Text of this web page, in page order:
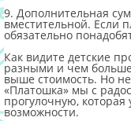
9. Дополнительная
вместительной. Если
обязательно
Как видите детские
разными и чем
выше стоимость. Но
«Платошка» мы с
прогулочную,
возможности.